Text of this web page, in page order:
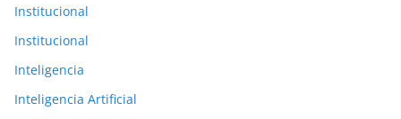
Institucional
Institucional
Inteligencia
Inteligencia Artificial